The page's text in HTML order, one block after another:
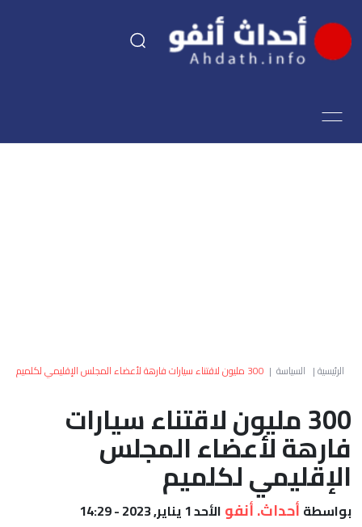
اقتصاد
العالم
أعمدة
الصحراء
الرئيسية| السياسة | 300 مليون لاقتناء سيارات فارهة لأعضاء المجلس الإقليمي لكلميم
300 مليون لاقتناء سيارات
فارهة لأعضاء المجلس
الإقليمي لكلميم
بواسطة أحداث. أنفو الأحد 1 يناير, 2023 - 14:29